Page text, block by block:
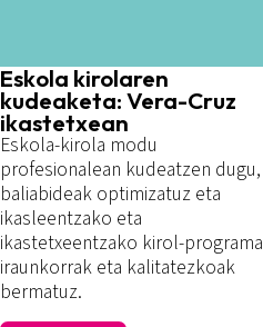
Eskola kirolaren
kudeaketa: Vera-Cruz
ikastetxean
Eskola-kirola modu
profesionalean kudeatzen dugu,
baliabideak optimizatuz eta
ikasleentzako eta
ikastetxeentzako kirol-programa
iraunkorrak eta kalitatezkoak
bermatuz.